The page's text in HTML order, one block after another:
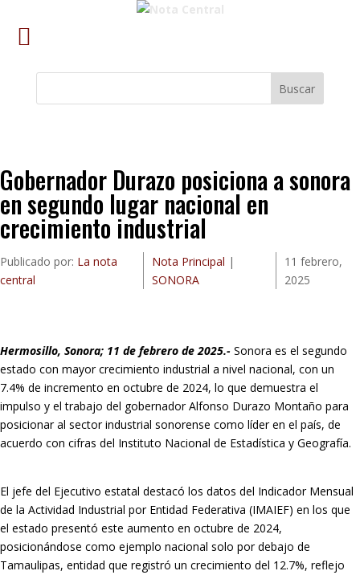
Buscar
Gobernador Durazo posiciona a sonora
en segundo lugar nacional en
crecimiento industrial
Publicado por: La nota
central
Nota Principal |
SONORA
11 febrero,
2025
Hermosillo, Sonora; 11 de febrero de 2025.- Sonora es el segundo
estado con mayor crecimiento industrial a nivel nacional, con un
7.4% de incremento en octubre de 2024, lo que demuestra el
impulso y el trabajo del gobernador Alfonso Durazo Montaño para
posicionar al sector industrial sonorense como líder en el país, de
acuerdo con cifras del Instituto Nacional de Estadística y Geografía.
El jefe del Ejecutivo estatal destacó los datos del Indicador Mensual
de la Actividad Industrial por Entidad Federativa (IMAIEF) en los que
el estado presentó este aumento en octubre de 2024,
posicionándose como ejemplo nacional solo por debajo de
Tamaulipas, entidad que registró un crecimiento del 12.7%, reflejo